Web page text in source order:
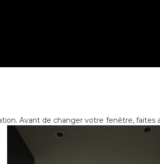
Avant de changer votre fenêtre, faites